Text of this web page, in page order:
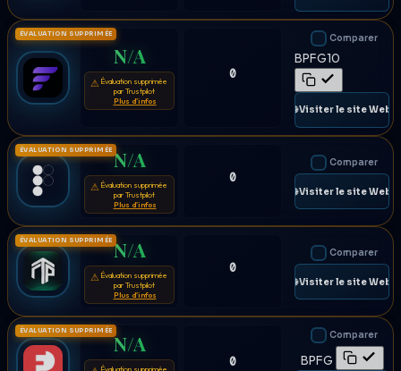
ÉVALUATION SUPPRIMÉE
N/A
⚠ Évaluation supprimée
par Trustpilot
Plus d'infos
0
Comparer
BPFG10
🌐 Visiter le site Web
ÉVALUATION SUPPRIMÉEN/A
⚠ Évaluation supprimée
par Trustpilot
Plus d'infos
0
Comparer
🌐 Visiter le site Web
ÉVALUATION SUPPRIMÉEN/A
⚠ Évaluation supprimée
par Trustpilot
Plus d'infos
0
Comparer
🌐 Visiter le site Web
ÉVALUATION SUPPRIMÉE
N/A
Évaluation supprimée 0
Comparer
BPFG